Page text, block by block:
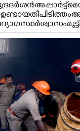
തീപിടിത്തം
ശ്വാസം